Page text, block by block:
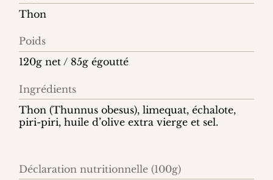
Thon
Poids
120g net / 85g égoutté
Ingrédients
Thon (Thunnus obesus), limequat, échalote,
piri-piri, huile d’olive extra vierge et sel.
Déclaration nutritionnelle (100g)